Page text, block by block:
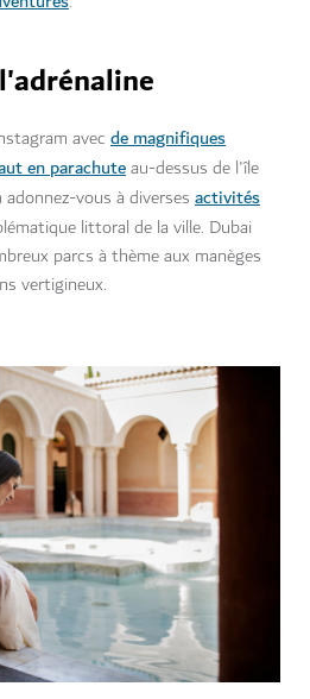
avec de magnifiques
en parachuteau-dessus de l'île
vous à diverses activités
littoral de la ville. Dubai
parcs à thème aux manèges
vertigineux.